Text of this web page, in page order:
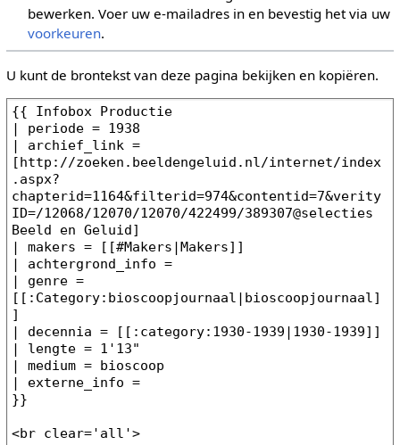
bewerken. Voer uw e-mailadres in en bevestig het via uw
voorkeuren.
U kunt de brontekst van deze pagina bekijken en kopiëren.